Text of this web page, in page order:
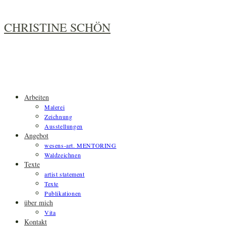
springen
CHRISTINE SCHÖN
Arbeiten
Malerei
Zeichnung
Ausstellungen
Angebot
wesens-art. MENTORING
Waldzeichnen
Texte
artist statement
Texte
Publikationen
über mich
Vita
Kontakt